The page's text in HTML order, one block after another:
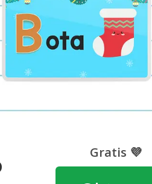
Gratis 💜